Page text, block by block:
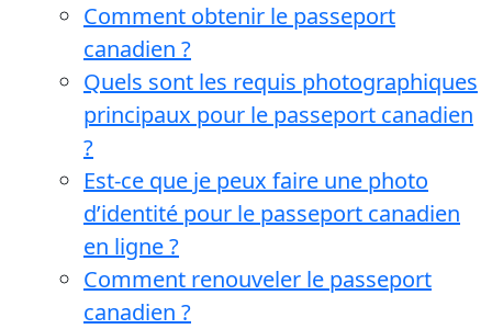
Comment obtenir le passeport
canadien ?
Quels sont les requis photographiques
principaux pour le passeport canadien
?
Est-ce que je peux faire une photo
d’identité pour le passeport canadien
en ligne ?
Comment renouveler le passeport
canadien ?